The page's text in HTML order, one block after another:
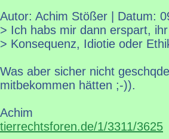
Autor: Achim Stößer | Datum:
> Ich habs mir dann erspart,
> Konsequenz, Idiotie oder
Was aber sicher nicht
mitbekommen hätten ;-)).
Achim
tierrechtsforen.de/1/3311/3625